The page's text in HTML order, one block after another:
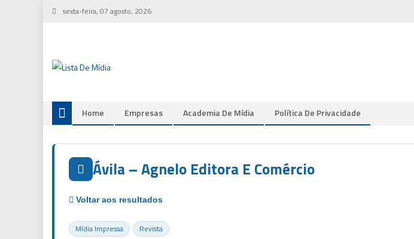
Skip
sexta-feira, 07 agosto, 2026
Home Empresas Academia De Mídia Política De Privacidade
Ávila – Agnelo Editora E Comércio
Mídia Impressa Revista